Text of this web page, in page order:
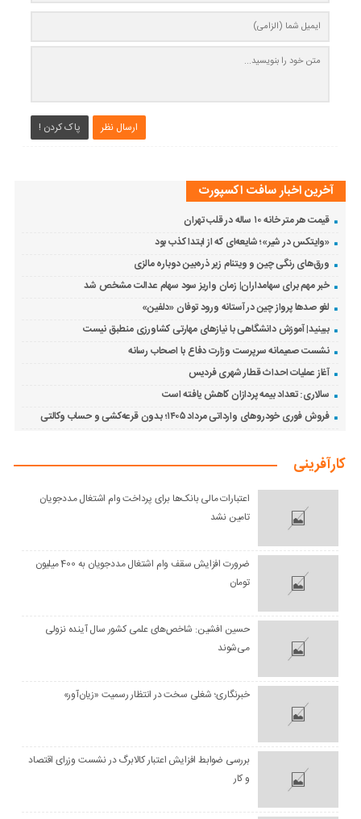
ارسال نظر پاک کردن !
آخرین اخبار سافت اکسپورت
قیمت هر متر خانه ۱۰ ساله در قلب تهران
«وایتکس در شیر»؛ شایعه‌ای که از ابتدا کذب بود
ورق‌های رنگی چین و ویتنام زیر ذره‌بین دوباره مالزی
خبر مهم برای سهامداران| زمان واریز سود سهام عدالت مشخص شد
لغو صدها پرواز چین در آستانه ورود توفان «دلفین»
ببینید| آموزش دانشگاهی با نیازهای مهارتی کشاورزی منطبق نیست
نشست صمیمانه سرپرست وزارت دفاع با اصحاب رسانه
آغاز عملیات احداث قطار شهری فردیس
سالاری: تعداد بیمه پردازان کاهش یافته است
فروش فوری خودروهای وارداتی مرداد ۱۴۰۵؛ بدون قرعه‌کشی و حساب وکالتی
کارآفرینی
اعتبارات مالی بانک‌ها برای پرداخت وام اشتغال مددجویان
تامین نشد
ضرورت افزایش سقف وام اشتغال مددجویان به 400 میلیون
تومان
حسین افشین: شاخص‌های علمی کشور سال آینده نزولی
می‌شوند
خبرنگاری؛ شغلی سخت در انتظار رسمیت «زیان‌آور»
بررسی ضوابط افزایش اعتبار کالابرگ در نشست وزرای اقتصاد
و کار